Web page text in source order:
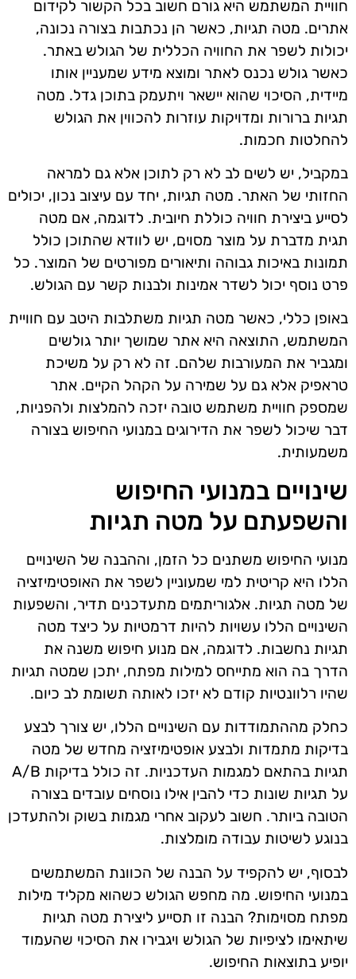
חוויית המשתמש היא גורם חשוב בכל הקשור לקידום
אתרים. מטה תגיות, כאשר הן נכתבות בצורה נכונה,
יכולות לשפר את החוויה הכללית של הגולש באתר.
כאשר גולש נכנס לאתר ומוצא מידע שמעניין אותו
מיידית, הסיכוי שהוא יישאר ויתעמק בתוכן גדל. מטה
תגיות ברורות ומדויקות עוזרות להכווין את הגולש
להחלטות חכמות.
במקביל, יש לשים לב לא רק לתוכן אלא גם למראה
החזותי של האתר. מטה תגיות, יחד עם עיצוב נכון, יכולים
לסייע ביצירת חוויה כוללת חיובית. לדוגמה, אם מטה
תגית מדברת על מוצר מסוים, יש לוודא שהתוכן כולל
תמונות באיכות גבוהה ותיאורים מפורטים של המוצר. כל
פרט נוסף יכול לשדר אמינות ולבנות קשר עם הגולש.
באופן כללי, כאשר מטה תגיות משתלבות היטב עם חוויית
המשתמש, התוצאה היא אתר שמושך יותר גולשים
ומגביר את המעורבות שלהם. זה לא רק על משיכת
טראפיק אלא גם על שמירה על הקהל הקיים. אתר
שמספק חוויית משתמש טובה יזכה להמלצות ולהפניות,
דבר שיכול לשפר את הדירוגים במנועי החיפוש בצורה
משמעותית.
שינויים במנועי החיפוש
והשפעתם על מטה תגיות
מנועי החיפוש משתנים כל הזמן, וההבנה של השינויים
הללו היא קריטית למי שמעוניין לשפר את האופטימיזציה
של מטה תגיות. אלגוריתמים מתעדכנים תדיר, והשפעות
השינויים הללו עשויות להיות דרמטיות על כיצד מטה
תגיות נחשבות. לדוגמה, אם מנוע חיפוש משנה את
הדרך בה הוא מתייחס למילות מפתח, יתכן שמטה תגיות
שהיו רלוונטיות קודם לא יזכו לאותה תשומת לב כיום.
כחלק מההתמודדות עם השינויים הללו, יש צורך לבצע
בדיקות מתמדות ולבצע אופטימיזציה מחדש של מטה
תגיות בהתאם למגמות העדכניות. זה כולל בדיקות A/B
על תגיות שונות כדי להבין אילו נוסחים עובדים בצורה
הטובה ביותר. חשוב לעקוב אחרי מגמות בשוק ולהתעדכן
בנוגע לשיטות עבודה מומלצות.
לבסוף, יש להקפיד על הבנה של הכוונת המשתמשים
במנועי החיפוש. מה מחפש הגולש כשהוא מקליד מילות
מפתח מסוימות? הבנה זו תסייע ליצירת מטה תגיות
שיתאימו לציפיות של הגולש ויגבירו את הסיכוי שהעמוד
יופיע בתוצאות החיפוש.